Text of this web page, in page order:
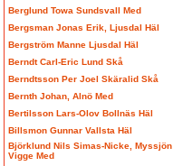
Berglund Towa Sundsvall Med
Bergsman Jonas Erik, Ljusdal Häl
Bergström Manne Ljusdal Häl
Berndt Carl-Eric Lund Skå
Berndtsson Per Joel Skäralid Skå
Bernth Johan, Alnö Med
Bertilsson Lars-Olov Bollnäs Häl
Billsmon Gunnar Vallsta Häl
Björklund Nils Simas-Nicke, Myssjön
Vigge Med